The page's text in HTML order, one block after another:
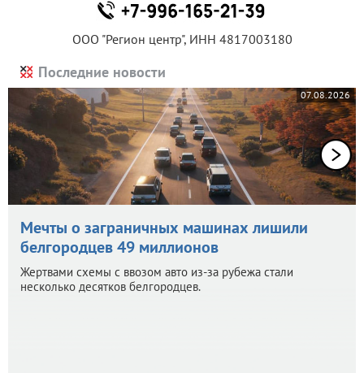
ООО "Регион центр", ИНН 4817003180
Последние новости
07.08.2026
Мечты о заграничных машинах лишили
белгородцев 49 миллионов
Жертвами схемы с ввозом авто из-за рубежа стали
несколько десятков белгородцев.